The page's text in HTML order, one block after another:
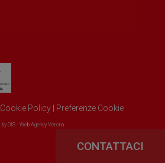
CONTATTACI
Cookie Policy| Preferenze Cookie
by OIS - Web Agency Verona